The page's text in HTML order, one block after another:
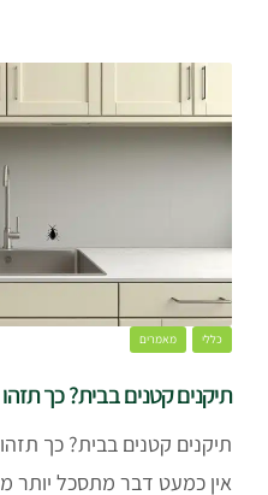
כללי מאמרים
תיקנים קטנים בבית? כך
תיקנים קטנים בבית? כך
אין כמעט דבר מתסכל יותר